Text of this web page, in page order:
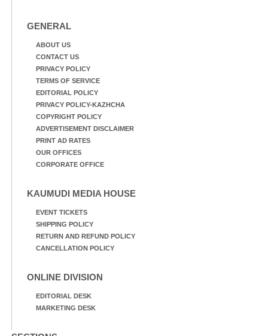
GENERAL
ABOUT US
CONTACT US
PRIVACY POLICY
TERMS OF SERVICE
EDITORIAL POLICY
PRIVACY POLICY-KAZHCHA
COPYRIGHT POLICY
ADVERTISEMENT DISCLAIMER
PRINT AD RATES
OUR OFFICES
CORPORATE OFFICE
KAUMUDI MEDIA HOUSE
EVENT TICKETS
SHIPPING POLICY
RETURN AND REFUND POLICY
CANCELLATION POLICY
ONLINE DIVISION
EDITORIAL DESK
MARKETING DESK